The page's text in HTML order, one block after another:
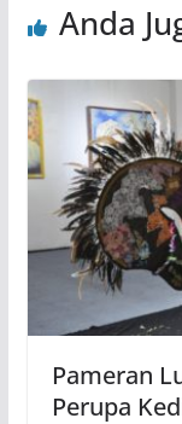
Anda
Pameran
Perupa